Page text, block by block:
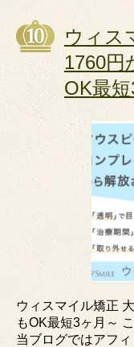
ウィス
1760円
OK最
ウィスマイル矯正
もOK最短3ヶ月～
当ブログではアフ